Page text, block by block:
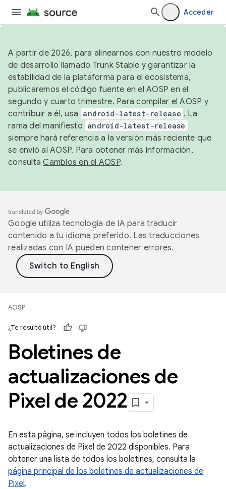
Acceder
A partir de 2026, para alinearnos con nuestro modelo
de desarrollo llamado Trunk Stable y garantizar la
estabilidad de la plataforma para el ecosistema,
publicaremos el código fuente en el AOSP en el
segundo y cuarto trimestre. Para compilar el AOSP y
contribuir a él, usa android-latest-release . La
rama del manifiesto android-latest-release
siempre hará referencia a la versión más reciente que
se envió al AOSP. Para obtener más información,
consultaCambios en el AOSP.
Google utiliza tecnología de IA para traducir
contenido a tu idioma preferido. Las traducciones
realizadas con IA pueden contener errores.
AOSP
¿Te resultó útil?
Boletines de
actualizaciones de
Pixel de 2022
En esta página, se incluyen todos los boletines de
actualizaciones de Pixel de 2022 disponibles. Para
obtener una lista de todos los boletines, consulta la
página principal de los boletines de actualizaciones de
Pixel.